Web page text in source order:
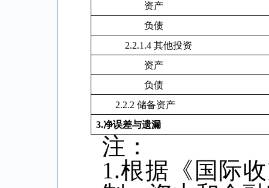
资产
负债
2.2.1.4 其他投资
资产
负债
2.2.2 储备资产
3.净误差与遗漏
注：
1.根据《国际